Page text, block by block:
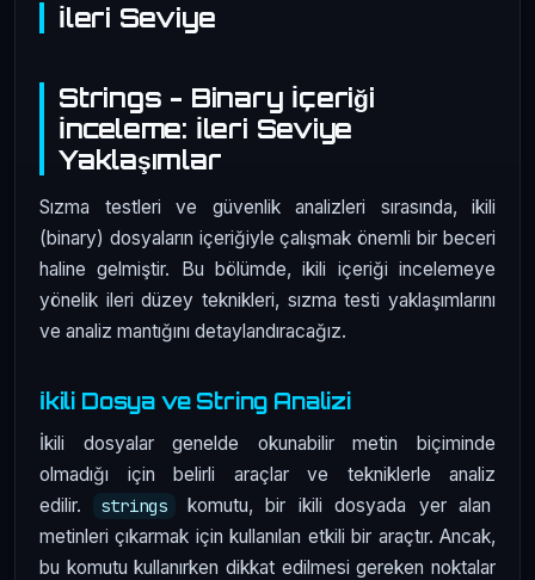
İleri Seviye
Strings - Binary İçeriği
İnceleme: İleri Seviye
Yaklaşımlar
Sızma testleri ve güvenlik analizleri sırasında, ikili
(binary) dosyaların içeriğiyle çalışmak önemli bir beceri
haline gelmiştir. Bu bölümde, ikili içeriği incelemeye
yönelik ileri düzey teknikleri, sızma testi yaklaşımlarını
ve analiz mantığını detaylandıracağız.
İkili Dosya ve String Analizi
İkili dosyalar genelde okunabilir metin biçiminde
olmadığı için belirli araçlar ve tekniklerle analiz
edilir.
strings
komutu, bir ikili dosyada yer alan
metinleri çıkarmak için kullanılan etkili bir araçtır. Ancak,
bu komutu kullanırken dikkat edilmesi gereken noktalar